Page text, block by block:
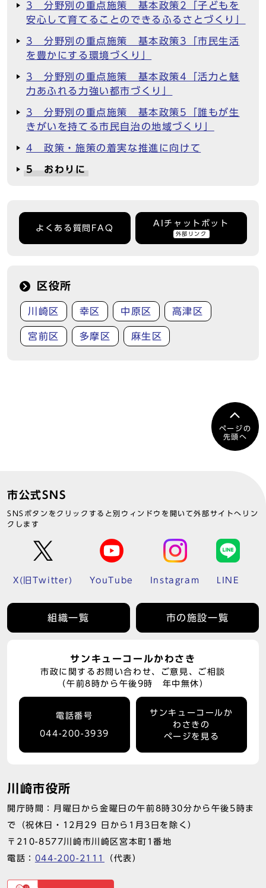
3 分野別の重点施策 基本政策2「子どもを
安心して育てることのできるふるさとづくり」
3 分野別の重点施策 基本政策3「市民生活
を豊かにする環境づくり」
3 分野別の重点施策 基本政策4「活力と魅
力あふれる力強い都市づくり」
3 分野別の重点施策 基本政策5「誰もが生
きがいを持てる市民自治の地域づくり」
4 政策・施策の着実な推進に向けて
5 おわりに
よくある質問FAQ
AIチャットボット
外部リンク
区役所
川崎区 幸区 中原区 高津区
宮前区 多摩区 麻生区
ページの
先頭へ
市公式SNS
SNSボタンをクリックすると別ウィンドウを開いて外部サイトへリン
クします
X(旧Twitter) YouTube Instagram LINE
組織一覧 市の施設一覧
サンキューコールかわさき
市政に関するお問い合わせ、ご意見、ご相談
（午前8時から午後9時 年中無休）
電話番号
044-200-3939
サンキューコールか
わさきの
ページを見る
川崎市役所
開庁時間：月曜日から金曜日の午前8時30分から午後5時ま
で（祝休日・12月29 日から1月3日を除く）
〒210-8577川崎市川崎区宮本町1番地
電話： 044-200-2111 （代表）